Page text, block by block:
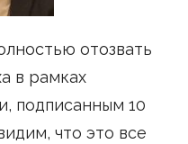
отозвать
в рамках
подписанным 10
что это все